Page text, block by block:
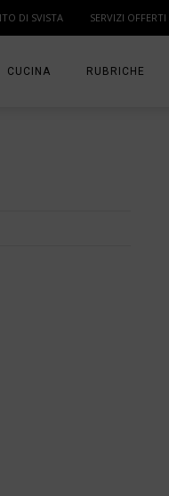
DI SVISTA SERVIZI OFFERTI
CUCINA RUBRICHE
TI PRESENTO